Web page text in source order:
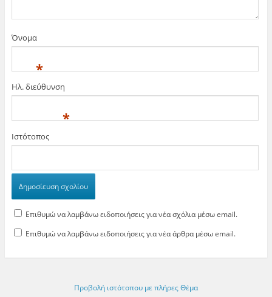
Όνομα
*
Ηλ. διεύθυνση
*
Ιστότοπος
Επιθυμώ να λαμβάνω ειδοποιήσεις για νέα σχόλια μέσω email.
Επιθυμώ να λαμβάνω ειδοποιήσεις για νέα άρθρα μέσω email.
Προβολή ιστότοπου με πλήρες Θέμα